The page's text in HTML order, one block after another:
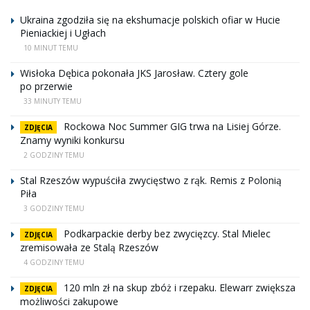
Ukraina zgodziła się na ekshumacje polskich ofiar w Hucie
Pieniackiej i Ugłach
10 MINUT TEMU
Wisłoka Dębica pokonała JKS Jarosław. Cztery gole
po przerwie
33 MINUTY TEMU
ZDJĘCIA
Rockowa Noc Summer GIG trwa na Lisiej Górze.
Znamy wyniki konkursu
2 GODZINY TEMU
Stal Rzeszów wypuściła zwycięstwo z rąk. Remis z Polonią
Piła
3 GODZINY TEMU
ZDJĘCIA
Podkarpackie derby bez zwycięzcy. Stal Mielec
zremisowała ze Stalą Rzeszów
4 GODZINY TEMU
ZDJĘCIA
120 mln zł na skup zbóż i rzepaku. Elewarr zwiększa
możliwości zakupowe